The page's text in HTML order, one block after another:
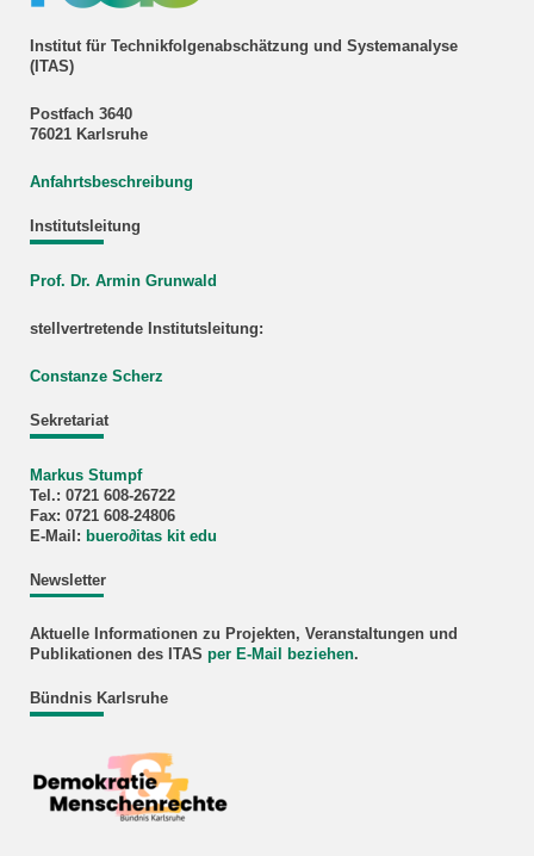
Institut für Technikfolgenabschätzung und Systemanalyse
(ITAS)
Postfach 3640
76021 Karlsruhe
Anfahrtsbeschreibung
Institutsleitung
Prof. Dr. Armin Grunwald
stellvertretende Institutsleitung:
Constanze Scherz
Sekretariat
Markus Stumpf
Tel.: 0721 608-26722
Fax: 0721 608-24806
E-Mail: buero∂itas kit edu
Newsletter
Aktuelle Informationen zu Projekten, Veranstaltungen und
Publikationen des ITAS per E-Mail beziehen.
Bündnis Karlsruhe